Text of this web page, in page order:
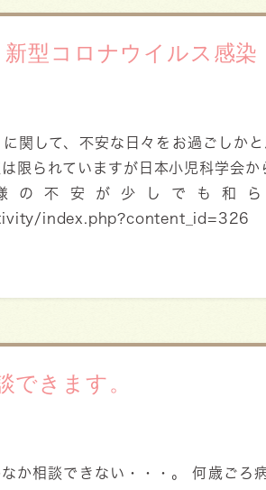
型コロナウイルス感染
関して、不安な日々をお過ごしか
限られていますが日本小児科学会
不安が少しでも和ら
index.php?content_id=326
できます。
か相談できない・・・。 何歳ごろ